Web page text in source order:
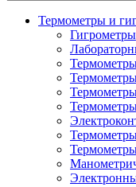
Термометры и
Гигрометры